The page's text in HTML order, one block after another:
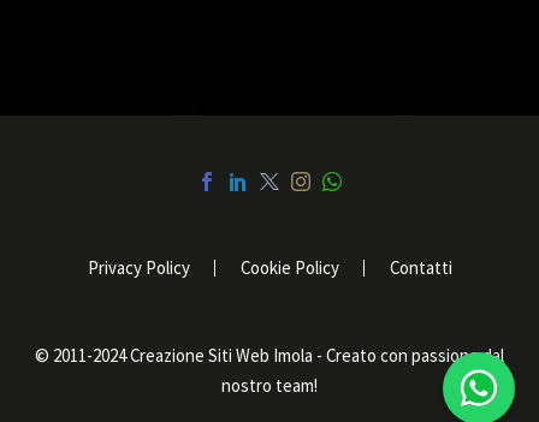
Privacy Policy Cookie Policy Contatti
© 2011-2024 Creazione Siti Web Imola - Creato con passione dal
nostro team!